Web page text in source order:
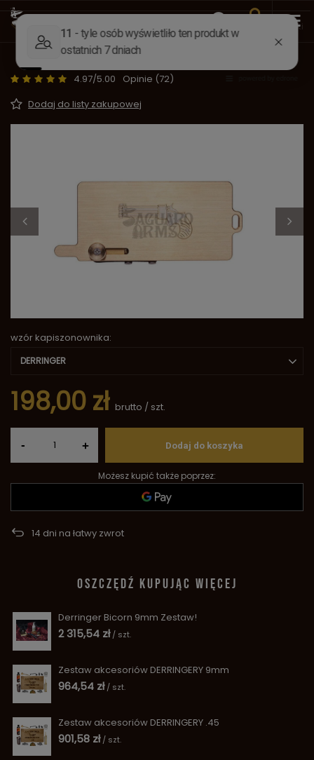
Strona główna Akcesoria Akcesoria strzeleckie
Kapiszonownik "Gold Capper" Deringer
4.97/5.00
Opinie (72)
Dodaj do listy zakupowej
wzór kapiszonownika
DERRINGER
198,00 zł brutto / szt.
- + Dodaj do koszyka
Możesz kupić także poprzez:
14 dni na łatwy zwrot
OSZCZĘDŹ KUPUJĄC WIĘCEJ
Derringer Bicorn 9mm Zestaw!
2 315,54 zł / szt.
Zestaw akcesoriów DERRINGERY 9mm
964,54 zł / szt.
Zestaw akcesoriów DERRINGERY .45
901,58 zł / szt.